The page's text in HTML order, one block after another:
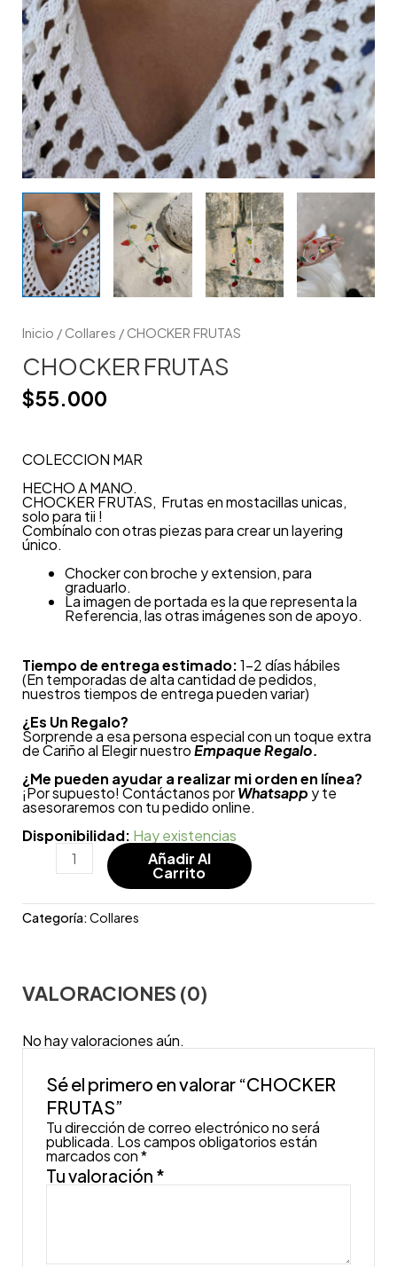
Inicio / Collares / CHOCKER FRUTAS
CHOCKER FRUTAS
$55.000
COLECCION MAR
HECHO A MANO.
CHOCKER FRUTAS, Frutas en mostacillas unicas,
solo para tii !
Combínalo con otras piezas para crear un layering
único.
Chocker con broche y extension, para
graduarlo.
La imagen de portada es la que representa la
Referencia, las otras imágenes son de apoyo.
Tiempo de entrega estimado:1-2 días hábiles
(En temporadas de alta cantidad de pedidos,
nuestros tiempos de entrega pueden variar)
¿Es Un Regalo?
Sorprende a esa persona especial con un toque extra
de Cariño al Elegir nuestroEmpaque Regalo.
¿Me pueden ayudar a realizar mi orden en línea?
¡Por supuesto! Contáctanos porWhatsapp y te
asesoraremos con tu pedido online.
Disponibilidad: Hay existencias
Añadir Al
Carrito
Categoría:Collares
VALORACIONES (0)
No hay valoraciones aún.
Sé el primero en valorar “CHOCKER
FRUTAS”
Tu dirección de correo electrónico no será
publicada. Los campos obligatorios están
marcados con*
Tu valoración *